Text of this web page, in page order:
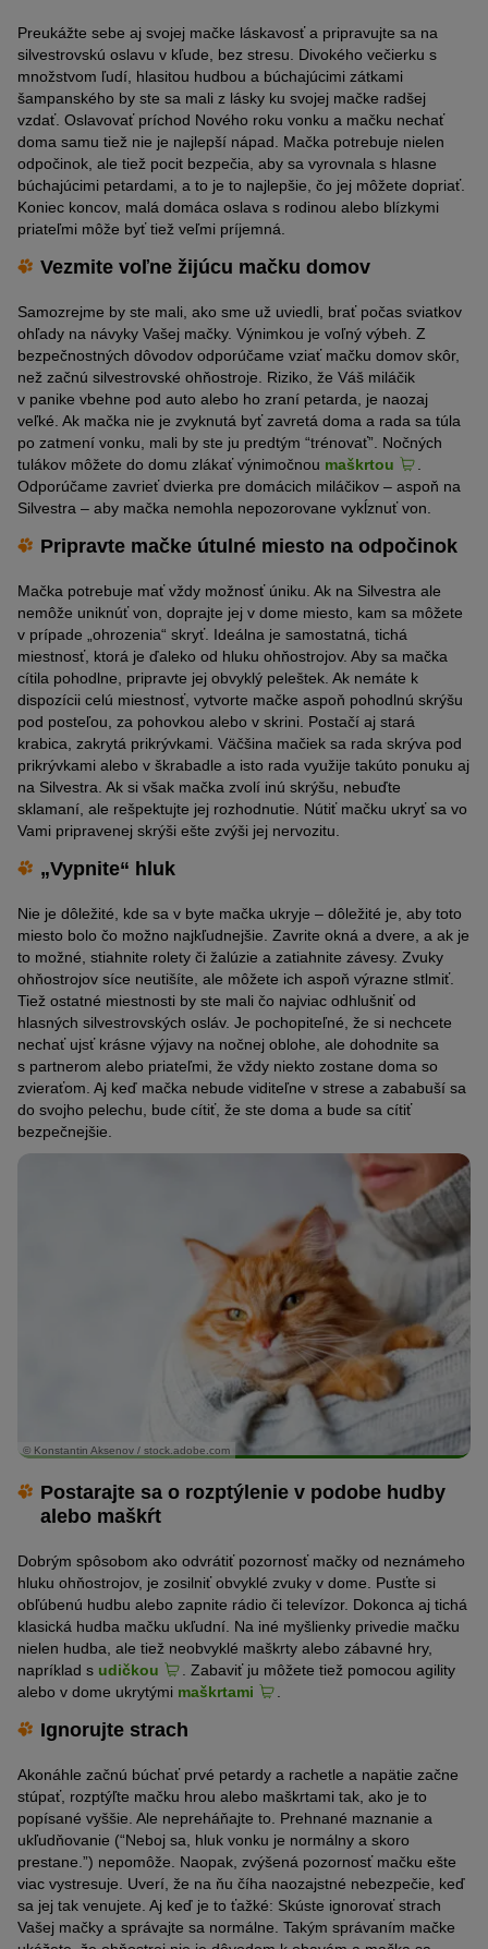
Preukážte sebe aj svojej mačke láskavosť a pripravujte sa na
silvestrovskú oslavu v kľude, bez stresu. Divokého večierku s
množstvom ľudí, hlasitou hudbou a búchajúcimi zátkami
šampanského by ste sa mali z lásky ku svojej mačke radšej
vzdať. Oslavovať príchod Nového roku vonku a mačku nechať
doma samu tiež nie je najlepší nápad. Mačka potrebuje nielen
odpočinok, ale tiež pocit bezpečia, aby sa vyrovnala s hlasne
búchajúcimi petardami, a to je to najlepšie, čo jej môžete dopriať.
Koniec koncov, malá domáca oslava s rodinou alebo blízkymi
priateľmi môže byť tiež veľmi príjemná.
Vezmite voľne žijúcu mačku domov
Samozrejme by ste mali, ako sme už uviedli, brať počas sviatkov
ohľady na návyky Vašej mačky. Výnimkou je voľný výbeh. Z
bezpečnostných dôvodov odporúčame vziať mačku domov skôr,
než začnú silvestrovské ohňostroje. Riziko, že Váš miláčik
v panike vbehne pod auto alebo ho zraní petarda, je naozaj
veľké. Ak mačka nie je zvyknutá byť zavretá doma a rada sa túla
po zatmení vonku, mali by ste ju predtým “trénovať”. Nočných
tulákov môžete do domu zlákať výnimočnou maškrtou
Odporúčame zavrieť dvierka pre domácich miláčikov – aspoň na
Silvestra – aby mačka nemohla nepozorovane vykĺznuť von.
Pripravte mačke útulné miesto na odpočinok
Mačka potrebuje mať vždy možnosť úniku. Ak na Silvestra ale
nemôže uniknúť von, doprajte jej v dome miesto, kam sa môžete
v prípade „ohrozenia“ skryť. Ideálna je samostatná, tichá
miestnosť, ktorá je ďaleko od hluku ohňostrojov. Aby sa mačka
cítila pohodlne, pripravte jej obvyklý peleštek. Ak nemáte k
dispozícii celú miestnosť, vytvorte mačke aspoň pohodlnú skrýšu
pod posteľou, za pohovkou alebo v skrini. Postačí aj stará
krabica, zakrytá prikrývkami. Väčšina mačiek sa rada skrýva pod
prikrývkami alebo v škrabadle a isto rada využije takúto ponuku aj
na Silvestra. Ak si však mačka zvolí inú skrýšu, nebuďte
sklamaní, ale rešpektujte jej rozhodnutie. Nútiť mačku ukryť sa vo
Vami pripravenej skrýši ešte zvýši jej nervozitu.
„Vypnite“ hluk
Nie je dôležité, kde sa v byte mačka ukryje – dôležité je, aby toto
miesto bolo čo možno najkľudnejšie. Zavrite okná a dvere, a ak je
to možné, stiahnite rolety či žalúzie a zatiahnite závesy. Zvuky
ohňostrojov síce neutišíte, ale môžete ich aspoň výrazne stlmiť.
Tiež ostatné miestnosti by ste mali čo najviac odhlušniť od
hlasných silvestrovských osláv. Je pochopiteľné, že si nechcete
nechať ujsť krásne výjavy na nočnej oblohe, ale dohodnite sa
s partnerom alebo priateľmi, že vždy niekto zostane doma so
zvieraťom. Aj keď mačka nebude viditeľne v strese a zababuší sa
do svojho pelechu, bude cítiť, že ste doma a bude sa cítiť
bezpečnejšie.
© Konstantin Aksenov / stock.adobe.com
Postarajte sa o rozptýlenie v podobe hudby
alebo maškŕt
Dobrým spôsobom ako odvrátiť pozornosť mačky od neznámeho
hluku ohňostrojov, je zosilniť obvyklé zvuky v dome. Pusťte si
obľúbenú hudbu alebo zapnite rádio či televízor. Dokonca aj tichá
klasická hudba mačku ukľudní. Na iné myšlienky privedie mačku
nielen hudba, ale tiež neobvyklé maškrty alebo zábavné hry,
napríklad s udičkou
. Zabaviť ju môžete tiež pomocou agility
alebo v dome ukrytými maškrtami .
Ignorujte strach
Akonáhle začnú búchať prvé petardy a rachetle a napätie začne
stúpať, rozptýľte mačku hrou alebo maškrtami tak, ako je to
popísané vyššie. Ale nepreháňajte to. Prehnané maznanie a
ukľudňovanie (“Neboj sa, hluk vonku je normálny a skoro
prestane.”) nepomôže. Naopak, zvýšená pozornosť mačku ešte
viac vystresuje. Uverí, že na ňu číha naozajstné nebezpečie, keď
sa jej tak venujete. Aj keď je to ťažké: Skúste ignorovať strach
Vašej mačky a správajte sa normálne. Takým správaním mačke